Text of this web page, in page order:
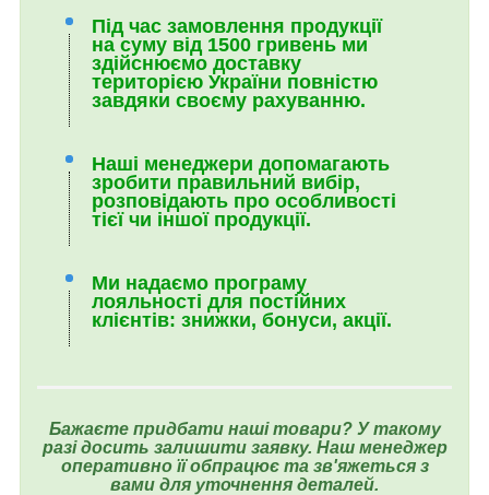
Під час замовлення продукції
на суму від 1500 гривень ми
здійснюємо доставку
територією України повністю
завдяки своєму рахуванню.
Наші менеджери допомагають
зробити правильний вибір,
розповідають про особливості
тієї чи іншої продукції.
Ми надаємо програму
лояльності для постійних
клієнтів: знижки, бонуси, акції.
Бажаєте придбати наші товари? У такому
разі досить залишити заявку. Наш менеджер
оперативно її обпрацює та зв'яжеться з
вами для уточнення деталей.